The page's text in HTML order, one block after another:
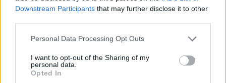
Downstream Participants that may further disclose it to other
Please note that this website/app uses one or more Google
not limited to your visit or usage behaviour. You may click to
grant or deny consent to Google and its third-party tags to
use your data for below specified purposes in below Google
Personal Data Processing Opt Outs
I want to opt-out of the Sharing of my
personal data.
Opted In
Szexuális egészség és biztonság:A szexuális egészségről
részesítitek előnyben és miért. Beszéljétek meg, mi a fontos
biztonságban érezzétek magatokat az egészségetekkel és a
jólétetekkel kapcsolatban.